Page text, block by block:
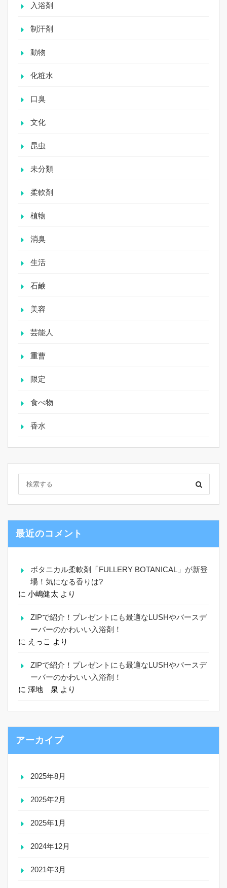
入浴剤
制汗剤
動物
化粧水
口臭
文化
昆虫
未分類
柔軟剤
植物
消臭
生活
石鹸
美容
芸能人
重曹
限定
食べ物
香水
最近のコメント
ボタニカル柔軟剤「FULLERY BOTANICAL」が新登
場！気になる香りは?
に 小嶋健太 より
ZIPで紹介！プレゼントにも最適なLUSHやバースデ
ーバーのかわいい入浴剤！
に えっこ より
ZIPで紹介！プレゼントにも最適なLUSHやバースデ
ーバーのかわいい入浴剤！
に 澤地 泉 より
アーカイブ
2025年8月
2025年2月
2025年1月
2024年12月
2021年3月